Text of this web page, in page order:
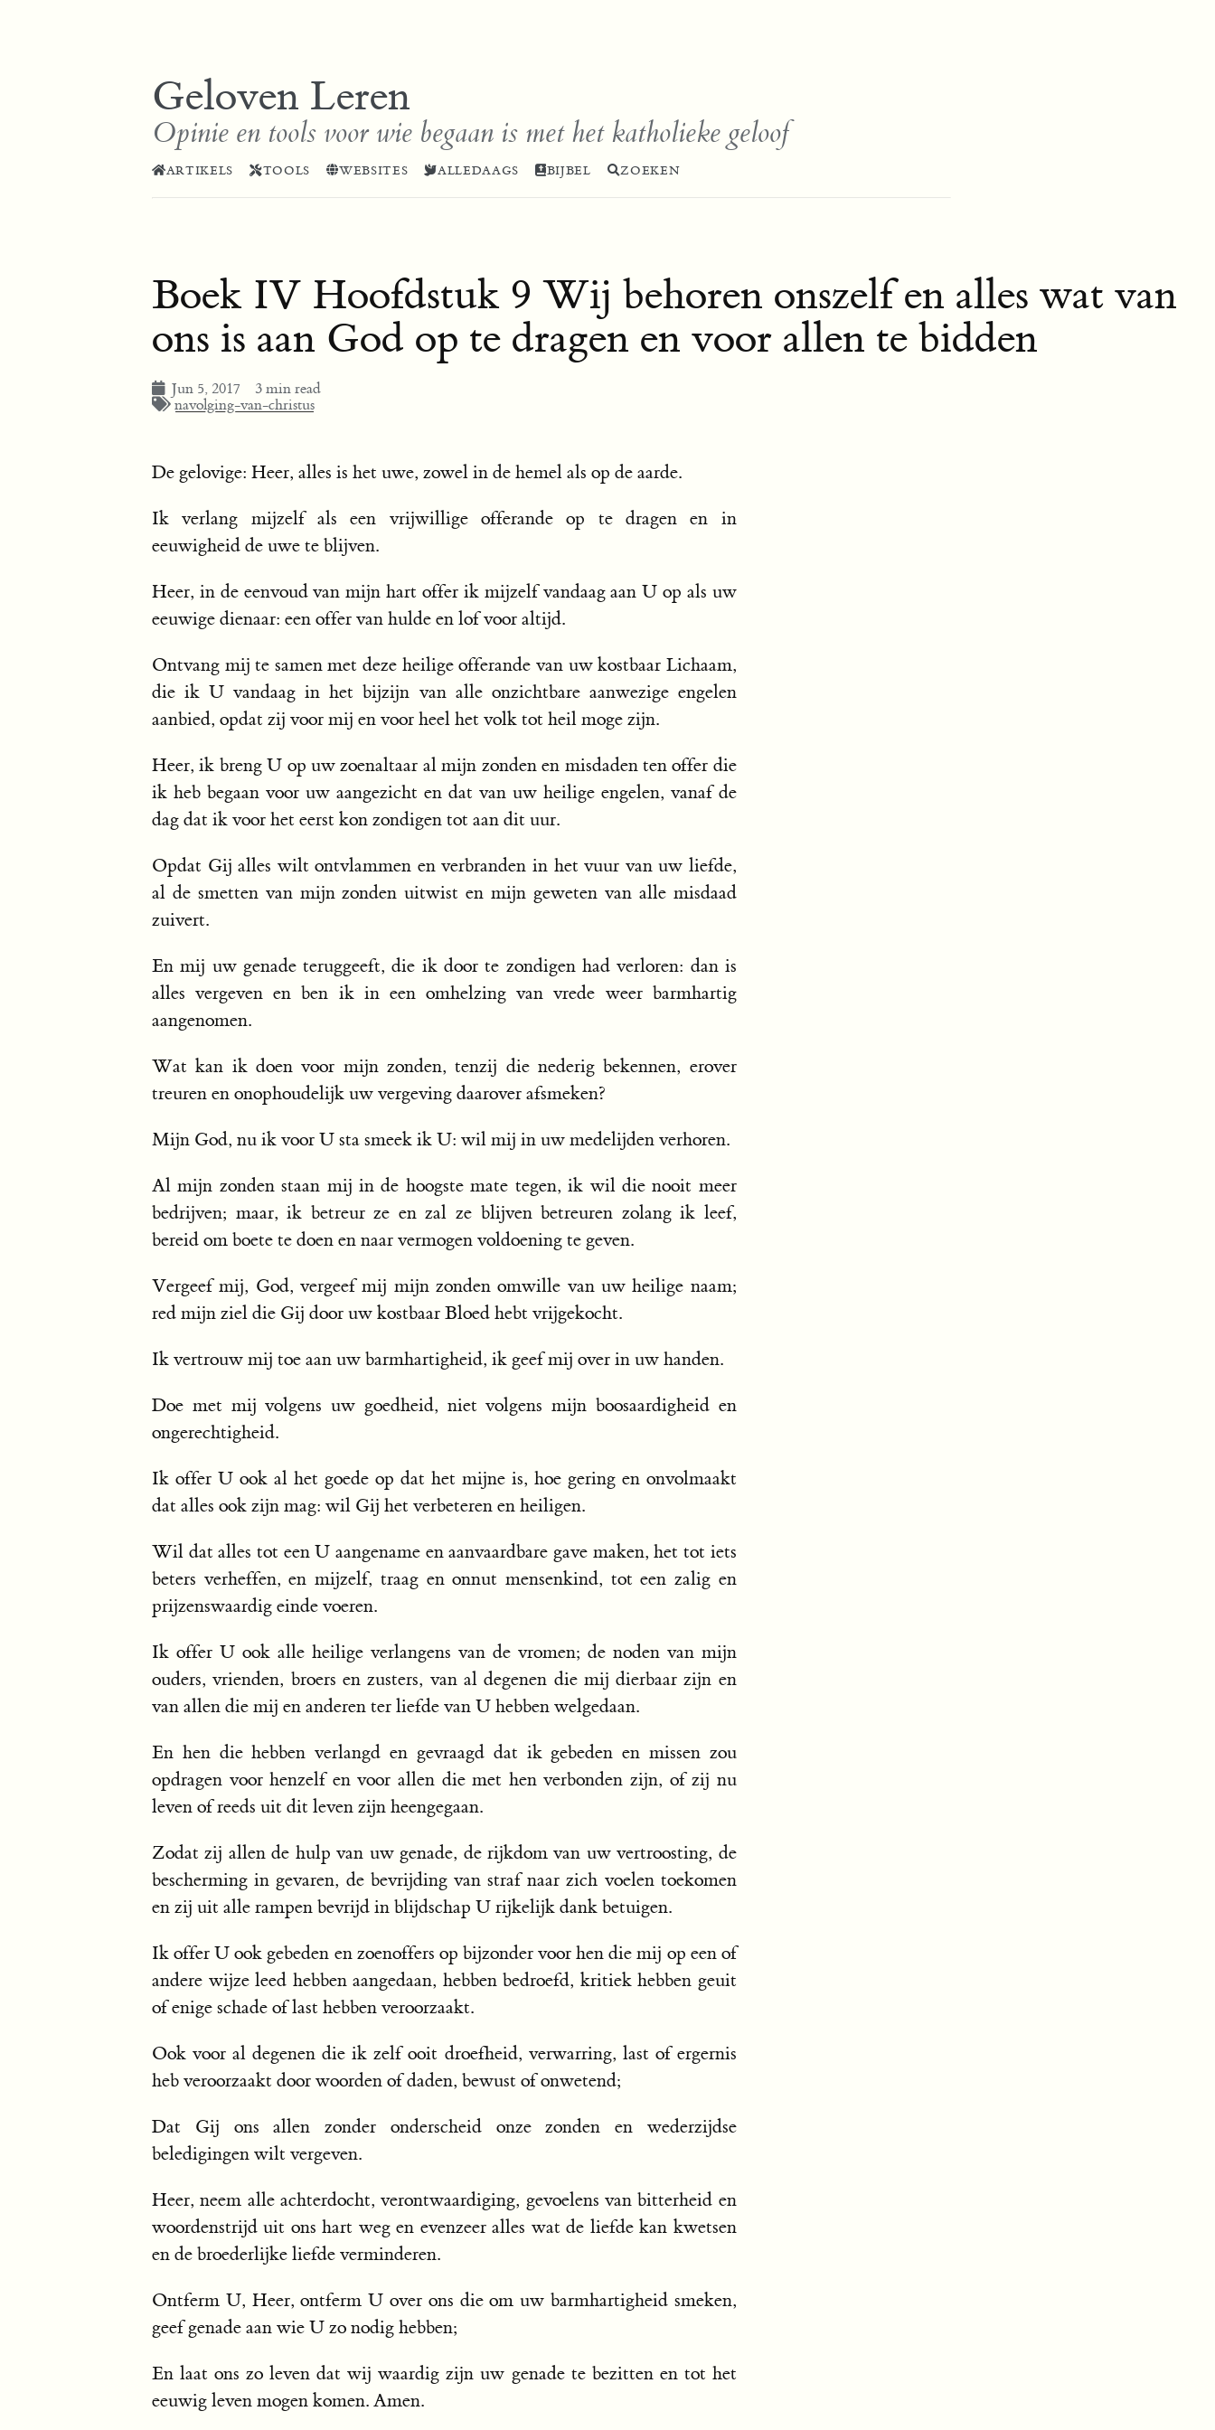
Geloven Leren
Opinie en tools voor wie begaan is met het katholieke geloof
ARTIKELS TOOLS WEBSITES ALLEDAAGS BIJBEL ZOEKEN
Boek IV Hoofdstuk 9 Wij behoren onszelf en alles wat van
ons is aan God op te dragen en voor allen te bidden
Jun 5, 2017
3 min read
navolging-van-christus
De gelovige: Heer, alles is het uwe, zowel in de hemel als op de aarde.
Ik verlang mijzelf als een vrijwillige offerande op te dragen en in
eeuwigheid de uwe te blijven.
Heer, in de eenvoud van mijn hart offer ik mijzelf vandaag aan U op als uw
eeuwige dienaar: een offer van hulde en lof voor altijd.
Ontvang mij te samen met deze heilige offerande van uw kostbaar Lichaam,
die ik U vandaag in het bijzijn van alle onzichtbare aanwezige engelen
aanbied, opdat zij voor mij en voor heel het volk tot heil moge zijn.
Heer, ik breng U op uw zoenaltaar al mijn zonden en misdaden ten offer die
ik heb begaan voor uw aangezicht en dat van uw heilige engelen, vanaf de
dag dat ik voor het eerst kon zondigen tot aan dit uur.
Opdat Gij alles wilt ontvlammen en verbranden in het vuur van uw liefde,
al de smetten van mijn zonden uitwist en mijn geweten van alle misdaad
zuivert.
En mij uw genade teruggeeft, die ik door te zondigen had verloren: dan is
alles vergeven en ben ik in een omhelzing van vrede weer barmhartig
aangenomen.
Wat kan ik doen voor mijn zonden, tenzij die nederig bekennen, erover
treuren en onophoudelijk uw vergeving daarover afsmeken?
Mijn God, nu ik voor U sta smeek ik U: wil mij in uw medelijden verhoren.
Al mijn zonden staan mij in de hoogste mate tegen, ik wil die nooit meer
bedrijven; maar, ik betreur ze en zal ze blijven betreuren zolang ik leef,
bereid om boete te doen en naar vermogen voldoening te geven.
Vergeef mij, God, vergeef mij mijn zonden omwille van uw heilige naam;
red mijn ziel die Gij door uw kostbaar Bloed hebt vrijgekocht.
Ik vertrouw mij toe aan uw barmhartigheid, ik geef mij over in uw handen.
Doe met mij volgens uw goedheid, niet volgens mijn boosaardigheid en
ongerechtigheid.
Ik offer U ook al het goede op dat het mijne is, hoe gering en onvolmaakt
dat alles ook zijn mag: wil Gij het verbeteren en heiligen.
Wil dat alles tot een U aangename en aanvaardbare gave maken, het tot iets
beters verheffen, en mijzelf, traag en onnut mensenkind, tot een zalig en
prijzenswaardig einde voeren.
Ik offer U ook alle heilige verlangens van de vromen; de noden van mijn
ouders, vrienden, broers en zusters, van al degenen die mij dierbaar zijn en
van allen die mij en anderen ter liefde van U hebben welgedaan.
En hen die hebben verlangd en gevraagd dat ik gebeden en missen zou
opdragen voor henzelf en voor allen die met hen verbonden zijn, of zij nu
leven of reeds uit dit leven zijn heengegaan.
Zodat zij allen de hulp van uw genade, de rijkdom van uw vertroosting, de
bescherming in gevaren, de bevrijding van straf naar zich voelen toekomen
en zij uit alle rampen bevrijd in blijdschap U rijkelijk dank betuigen.
Ik offer U ook gebeden en zoenoffers op bijzonder voor hen die mij op een of
andere wijze leed hebben aangedaan, hebben bedroefd, kritiek hebben geuit
of enige schade of last hebben veroorzaakt.
Ook voor al degenen die ik zelf ooit droefheid, verwarring, last of ergernis
heb veroorzaakt door woorden of daden, bewust of onwetend;
Dat Gij ons allen zonder onderscheid onze zonden en wederzijdse
beledigingen wilt vergeven.
Heer, neem alle achterdocht, verontwaardiging, gevoelens van bitterheid en
woordenstrijd uit ons hart weg en evenzeer alles wat de liefde kan kwetsen
en de broederlijke liefde verminderen.
Ontferm U, Heer, ontferm U over ons die om uw barmhartigheid smeken,
geef genade aan wie U zo nodig hebben;
En laat ons zo leven dat wij waardig zijn uw genade te bezitten en tot het
eeuwig leven mogen komen. Amen.